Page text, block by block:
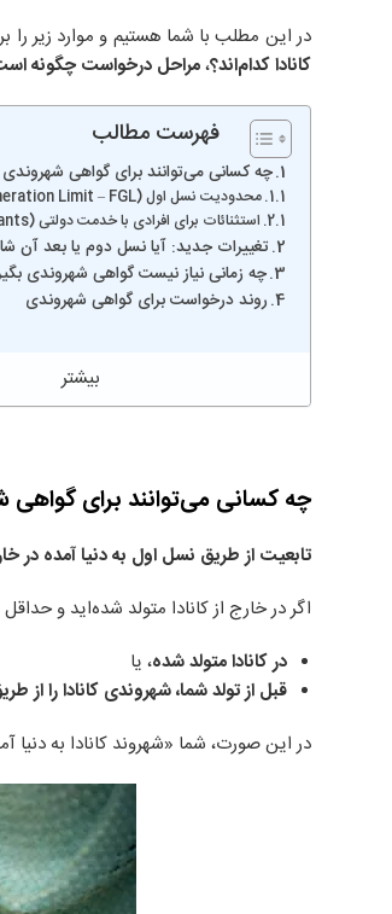
در این مطلب با شما هستیم و موارد زیر را
کانادا کدام‌اند؟،مراحل درخواست چگونه
فهرست مطالب
چه کسانی می‌توانند برای گواهی شهروندی
محدودیت نسل اول (First Generation Limit – FGL)
استثنائات برای افرادی با خدمت دولتی (Crown Servants)
تغییرات جدید: آیا نسل دوم یا بعد آن
چه زمانی نیاز نیست گواهی شهروندی
روند درخواست برای گواهی شهروندی
چه کسانی می‌توانند برای گواهی
تابعیت از طریق نسل اول به دنیا آمده در
اگر در خارج از کانادا متولد شده‌اید و
در کانادا متولد شده، یا
قبل از تولد شما، شهروندی کانادا را از
در این صورت، شما «شهروند کانادا به دنیا